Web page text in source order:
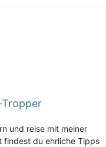
und reise mit meiner
findest du ehrliche Tipps